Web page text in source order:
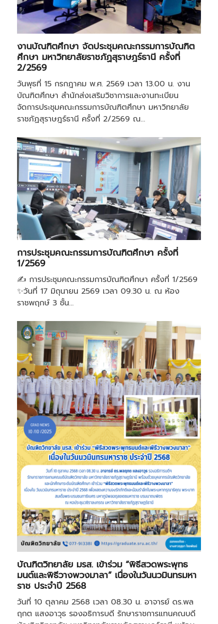
งานบัณฑิตศึกษา จัดประชุมคณะกรรมการบัณฑิต
ศึกษา มหาวิทยาลัยราชภัฏสุราษฎร์ธานี ครั้งที่
2/2569
วันพุธที่ 15 กรกฎาคม พ.ศ. 2569 เวลา 13.00 น. งาน
บัณฑิตศึกษา สำนักส่งเสริมวิชาการและงานทะเบียน
จัดการประชุมคณะกรรมการบัณฑิตศึกษา มหาวิทยาลัย
ราชภัฏสุราษฎร์ธานี ครั้งที่ 2/2569 ณ…
การประชุมคณะกรรมการบัณฑิตศึกษา ครั้งที่
1/2569
✍️ การประชุมคณะกรรมการบัณฑิตศึกษา ครั้งที่ 1/2569
✨วันที่ 17 มิถุนายน 2569 เวลา 09.30 น. ณ ห้อง
ราชพฤกษ์ 3 ชั้น…
บัณฑิตวิทยาลัย มรส. เข้าร่วม “พิธีสวดพระพุทธ
มนต์และพิธีวางพวงมาลา” เนื่องในวันนวมินทรมหา
ราช ประจำปี 2568
วันที่ 10 ตุลาคม 2568 เวลา 08.30 น. อาจารย์ ดร.พล
ฤกต แสงอาวุธ รองอธิการบดี รักษาราชการแทนคณบดี